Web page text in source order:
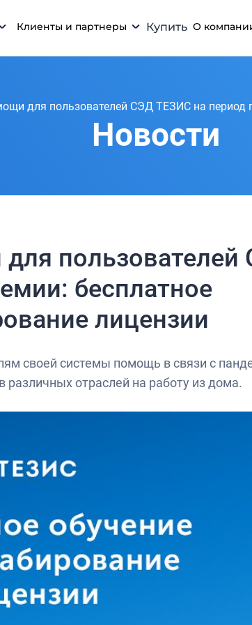
Клиенты и партнеры Купить О
для пользователей СЭД ТЕЗИС на период
Новости
пользователей
бесплатное
лицензии
своей системы помощь в связи с
отраслей на работу из дома.